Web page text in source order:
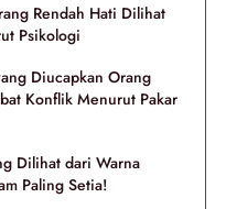
Rendah Hati Dilihat
Psikologi
Diucapkan Orang
Konflik Menurut Pakar
Dilihat dari Warna
Paling Setia!